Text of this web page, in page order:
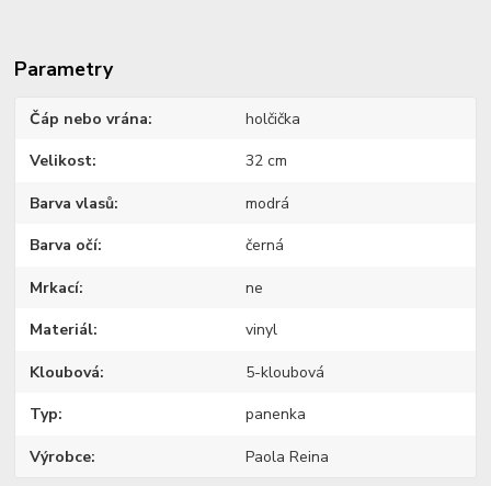
Parametry
Čáp nebo vrána holčička
Velikost 32 cm
Barva vlasů modrá
Barva očí černá
Mrkací ne
Materiál vinyl
Kloubová 5-kloubová
Typ panenka
Výrobce Paola Reina